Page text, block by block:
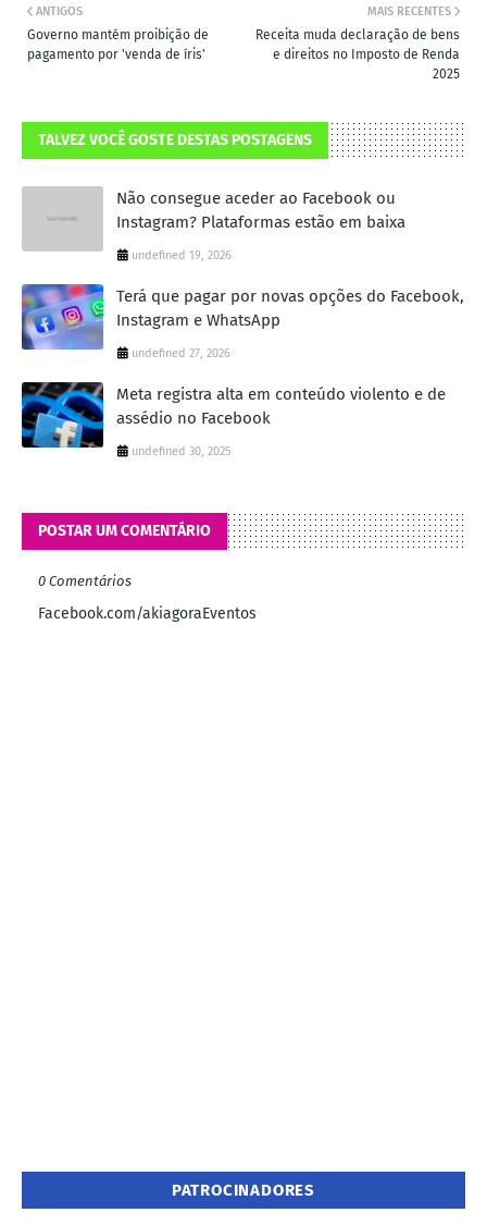
MAIS RECENTES
Receita muda declaração de bens
e direitos no Imposto de Renda
2025
ANTIGOS
Governo mantém proibição de
pagamento por 'venda de íris'
TALVEZ VOCÊ GOSTE DESTAS POSTAGENS
Não consegue aceder ao Facebook ou
Instagram? Plataformas estão em baixa
undefined 19, 2026
Terá que pagar por novas opções do Facebook,
Instagram e WhatsApp
undefined 27, 2026
Meta registra alta em conteúdo violento e de
assédio no Facebook
undefined 30, 2025
POSTAR UM COMENTÁRIO
0 Comentários
Facebook.com/akiagoraEventos
PATROCINADORES